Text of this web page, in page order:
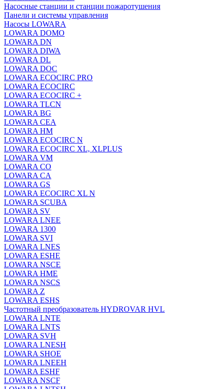
Насосные станции и станции пожаротушения
Панели и системы управления
Насосы LOWARA
LOWARA DOMO
LOWARA DN
LOWARA DIWA
LOWARA DL
LOWARA DOC
LOWARA ECOCIRC PRO
LOWARA ECOCIRC
LOWARA ECOCIRC +
LOWARA TLCN
LOWARA BG
LOWARA CEA
LOWARA HM
LOWARA ECOCIRC N
LOWARA ECOCIRC XL, XLPLUS
LOWARA VM
LOWARA CO
LOWARA CA
LOWARA GS
LOWARA ECOCIRC XL N
LOWARA SCUBA
LOWARA SV
LOWARA LNEE
LOWARA 1300
LOWARA SVI
LOWARA LNES
LOWARA ESHE
LOWARA NSCE
LOWARA HME
LOWARA NSCS
LOWARA Z
LOWARA ESHS
Частотный преобразователь HYDROVAR HVL
LOWARA LNTE
LOWARA LNTS
LOWARA SVH
LOWARA LNESH
LOWARA SHOE
LOWARA LNEEH
LOWARA ESHF
LOWARA NSCF